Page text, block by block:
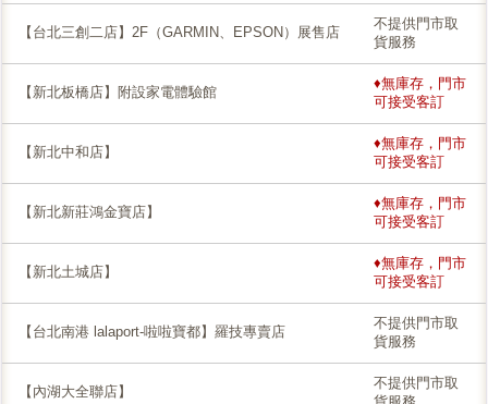
【台北三創二店】2F（GARMIN、EPSON）展售店
不提供門市取
貨服務
【新北板橋店】附設家電體驗館
♦無庫存，門市
可接受客訂
【新北中和店】
♦無庫存，門市
可接受客訂
【新北新莊鴻金寶店】
♦無庫存，門市
可接受客訂
【新北土城店】
♦無庫存，門市
可接受客訂
【台北南港 lalaport-啦啦寶都】羅技專賣店
不提供門市取
貨服務
【內湖大全聯店】
不提供門市取